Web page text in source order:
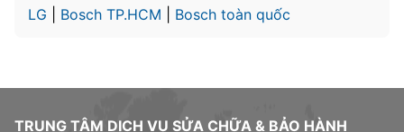
LG
Bosch TP.HCM Bosch toàn quốc
TRUNG TÂM DỊCH VỤ SỬA CHỮA & BẢO HÀNH